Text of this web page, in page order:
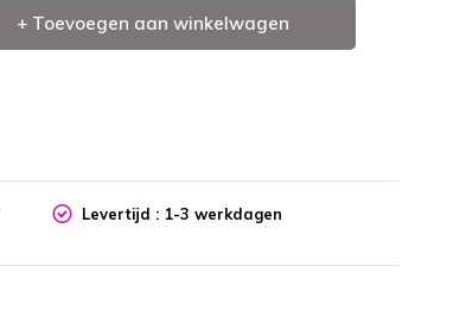
+ Toevoegen aan winkelwagen
Levertijd : 1-3 werkdagen